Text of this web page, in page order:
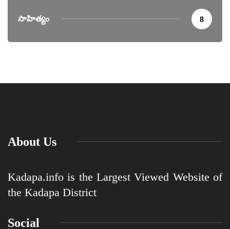
సాహిత్యం 8
About Us
Kadapa.info is the Largest Viewed Website of
the Kadapa District
Social